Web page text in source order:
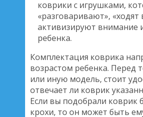
коврики с игрушками,
«разговаривают», «ходят
активизируют внимание
ребенка.
Комплектация коврика
возрастом ребенка. Перед
или иную модель, стоит
отвечает ли коврик
Если вы подобрали коврик
крохи, то он может быть